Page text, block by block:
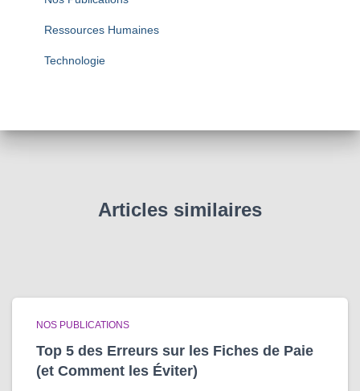
Ressources Humaines
Technologie
Articles similaires
NOS PUBLICATIONS
Top 5 des Erreurs sur les Fiches de Paie
(et Comment les Éviter)